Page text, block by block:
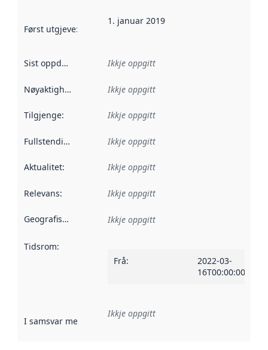
Først utgjeve: Denne datoen seier når dataa i dette
1. januar 2019
Sist oppdatert Ikkje oppgitt
Nøyaktigheit Ikkje oppgitt
Tilgjenge: Ikkje oppgitt
Fullstendigheit Ikkje oppgitt
Aktualitet: Ikkje oppgitt
Relevans: Ikkje oppgitt
Geografisk område Ikkje oppgitt
Tidsrom:
Frå:
2022-03-
16T00:00:00Z
I samsvar med Referanse til ei implementeringsregel eller
Ikkje oppgitt